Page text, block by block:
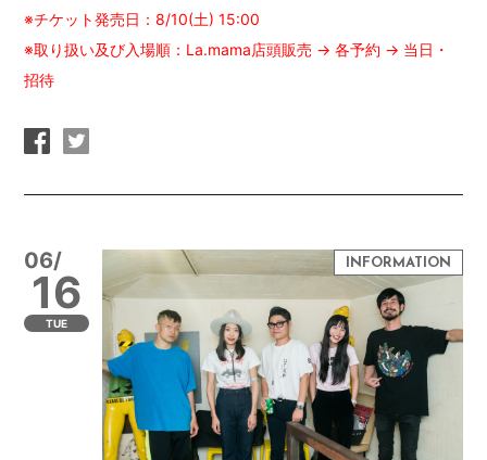
※チケット発売日：8/10(土) 15:00
※取り扱い及び入場順：La.mama店頭販売 → 各予約 → 当日・
招待
06/
16
TUE